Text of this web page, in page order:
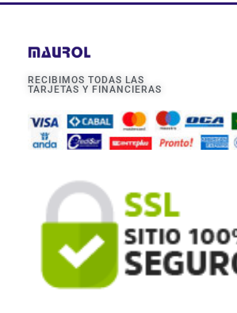
RECIBIMOS TODAS LAS
TARJETAS Y FINANCIERAS